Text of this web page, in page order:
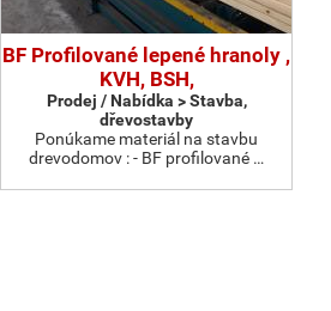
BF Profilované lepené hranoly ,
KVH, BSH,
Prodej / Nabídka > Stavba,
dřevostavby
Ponúkame materiál na stavbu
drevodomov : - BF profilované …